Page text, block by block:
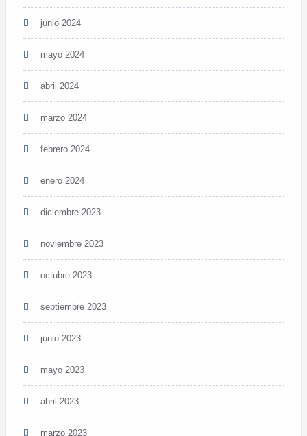
junio 2024
mayo 2024
abril 2024
marzo 2024
febrero 2024
enero 2024
diciembre 2023
noviembre 2023
octubre 2023
septiembre 2023
junio 2023
mayo 2023
abril 2023
marzo 2023